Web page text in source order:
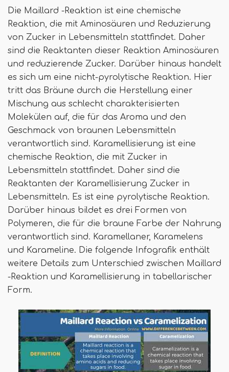
Die Maillard -Reaktion ist eine chemische
Reaktion, die mit Aminosäuren und Reduzierung
von Zucker in Lebensmitteln stattfindet. Daher
sind die Reaktanten dieser Reaktion Aminosäuren
und reduzierende Zucker. Darüber hinaus handelt
es sich um eine nicht-pyrolytische Reaktion. Hier
tritt das Bräune durch die Herstellung einer
Mischung aus schlecht charakterisierten
Molekülen auf, die für das Aroma und den
Geschmack von braunen Lebensmitteln
verantwortlich sind. Karamellisierung ist eine
chemische Reaktion, die mit Zucker in
Lebensmitteln stattfindet. Daher sind die
Reaktanten der Karamellisierung Zucker in
Lebensmitteln. Es ist eine pyrolytische Reaktion.
Darüber hinaus bildet es drei Formen von
Polymeren, die für die braune Farbe der Nahrung
verantwortlich sind. Karamellaner, Karamelens
und Karameline. Die folgende Infografik enthält
weitere Details zum Unterschied zwischen Maillard
-Reaktion und Karamellisierung in tabellarischer
Form.